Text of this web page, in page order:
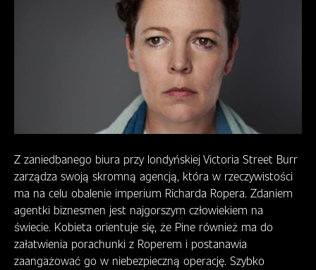
Z zaniedbanego biura przy londyńskiej Victoria Street Burr
zarządza swoją skromną agencją, która w rzeczywistości
ma na celu obalenie imperium Richarda Ropera. Zdaniem
agentki biznesmen jest najgorszym człowiekiem na
świecie. Kobieta orientuje się, że Pine również ma do
załatwienia porachunki z Roperem i postanawia
zaangażować go w niebezpieczną operację. Szybko